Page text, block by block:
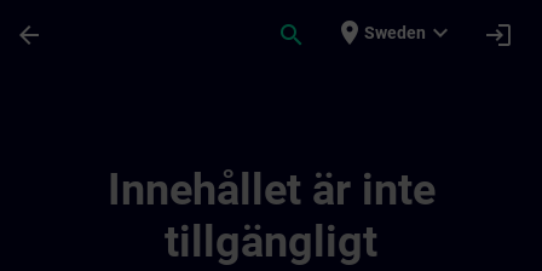
arrow_back search place Sweden expand_more login
Innehållet är inte
tillgängligt